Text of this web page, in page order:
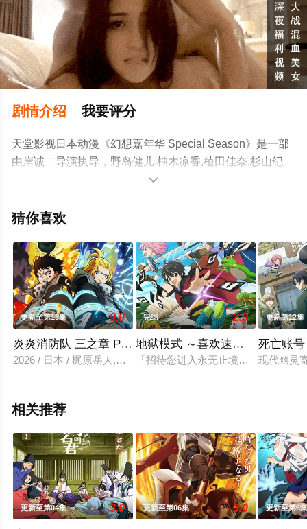
剧情介绍 我要评分
天堂影视日本动漫《幻想嘉年华 Special Season》是一部
由岸诚二导演执导，野岛健儿,柚木凉香,植田佳奈,杉山纪
彰,川澄绫子,佐久间红美,小清水亚美,仙台惠理,本多阳子,岸
明乃,浅川悠,丹下樱,中田让治,田中敦子,伊丸冈笃等演员精
免费观看高清未删减完整版动漫全集就上天堂电影网，更
多相关信息可移步至豆瓣动漫、电视猫或剧情网等平台了
解。

猜你喜欢
更新至第13集 9.0
炎炎消防队 三之章 Part 2
2026 / 日本 / 梶原岳人,小林裕介,中井和哉,铃村健一,上条沙惠
完结 2.0
地狱模式 ～喜欢速通游戏的玩家
「招待您进入永无止境的游戏？」
更新第12集
死亡账号
现代幽灵
相关推荐
更新至第04集 3.0 更新至第06集 3.0 更新至第6